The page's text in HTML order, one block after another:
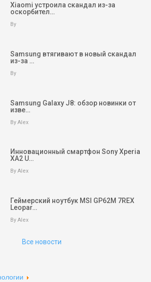
Xiaomi устроила скандал из-за
оскорбител…
By
Samsung втягивают в новый скандал
из-за …
By
Samsung Galaxy J8: обзор новинки от
изве…
By Alex
Инновационный смартфон Sony Xperia
XA2 U…
By Alex
Геймерский ноутбук MSI GP62M 7REX
Leopar…
By Alex
Все новости